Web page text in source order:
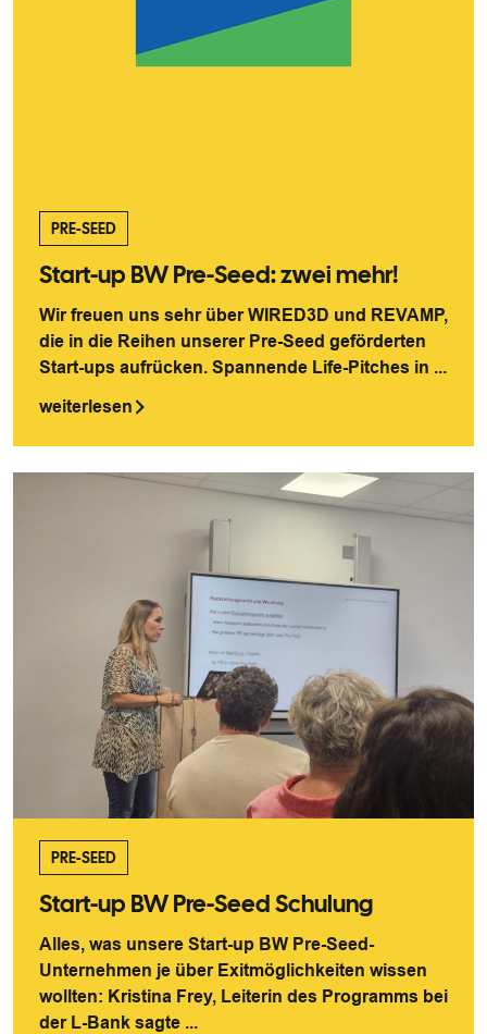
PRE-SEED
Start-up BW Pre-Seed: zwei mehr!
Wir freuen uns sehr über WIRED3D und REVAMP,
die in die Reihen unserer Pre-Seed geförderten
Start-ups aufrücken. Spannende Life-Pitches in ...
weiterlesen
PRE-SEED
Start-up BW Pre-Seed Schulung
Alles, was unsere Start-up BW Pre-Seed-
Unternehmen je über Exitmöglichkeiten wissen
wollten: Kristina Frey, Leiterin des Programms bei
der L-Bank sagte ...